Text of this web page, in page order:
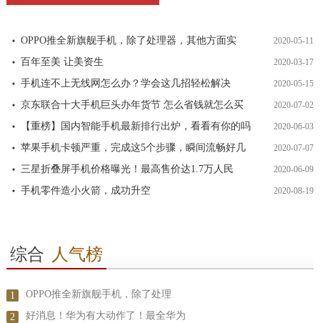
OPPO推全新旗舰手机，除了处理器，其他方面实 2020-05-11
百年至美 让美资生 2020-03-17
手机连不上无线网怎么办？学会这几招轻松解决 2020-05-15
京东联合十大手机巨头办年货节 怎么省钱就怎么买 2020-07-02
【重榜】国内智能手机最新排行出炉，看看有你的吗 2020-06-03
苹果手机卡顿严重，完成这5个步骤，瞬间流畅好几 2020-07-07
三星折叠屏手机价格曝光！最高售价达1.7万人民 2020-06-09
手机零件造小火箭，成功升空 2020-08-19
综合 人气榜
1 OPPO推全新旗舰手机，除了处理
2 好消息！华为有大动作了！最全华为